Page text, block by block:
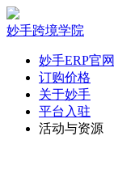
妙手跨境学院
妙手ERP官网
订购价格
关于妙手
平台入驻
活动与资源